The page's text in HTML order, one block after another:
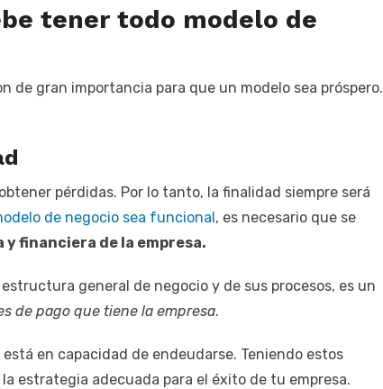
tener todo modelo de
de gran importancia para que un modelo sea próspero.
pérdidas. Por lo tanto, la finalidad siempre será
de negocio sea funcional, es necesario que se
financiera de la empresa.
general de negocio y de sus procesos, es un
de pago que tiene la empresa.
en capacidad de endeudarse. Teniendo estos
estrategia adecuada para el éxito de tu empresa.